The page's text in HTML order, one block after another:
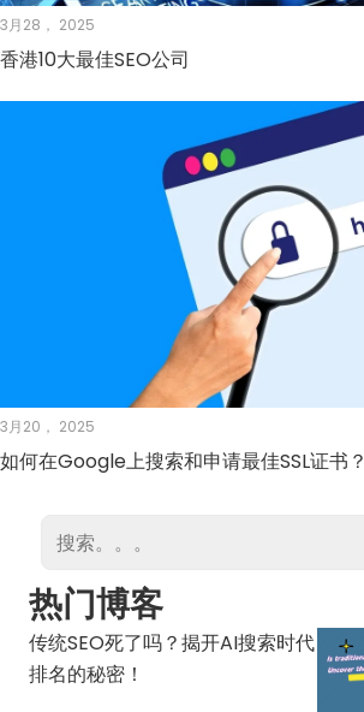
3月28， 2025
香港10大最佳SEO公司
3月20， 2025
如何在Google上搜索和申请最佳SSL证书？
热门博客
传统SEO死了吗？揭开AI搜索时代
排名的秘密！